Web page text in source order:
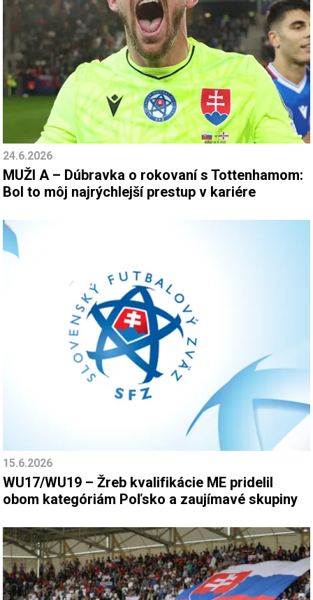
24.6.2026
MUŽI A – Dúbravka o rokovaní s Tottenhamom:
Bol to môj najrýchlejší prestup v kariére
15.6.2026
WU17/WU19 – Žreb kvalifikácie ME pridelil
obom kategóriám Poľsko a zaujímavé skupiny